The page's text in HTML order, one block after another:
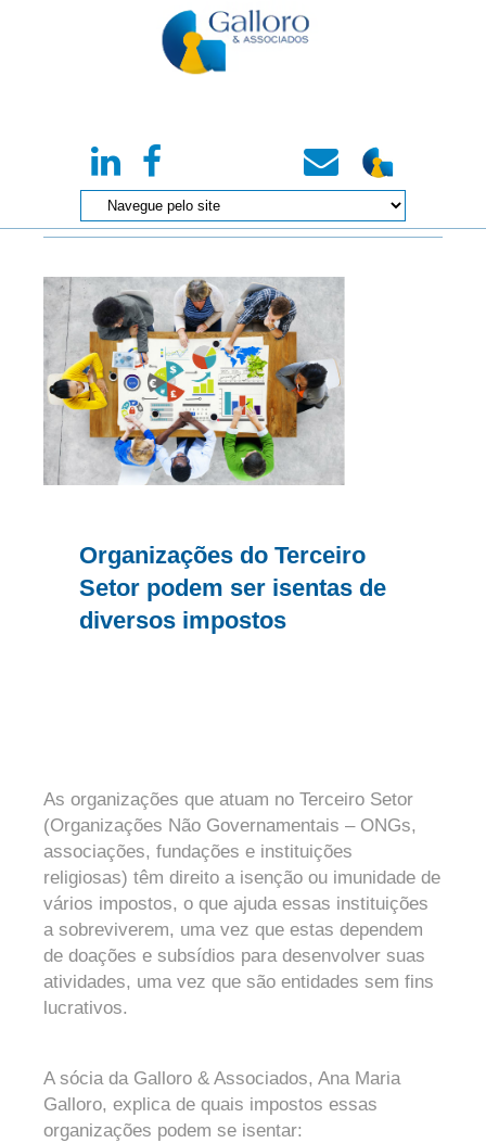
Organizações do Terceiro
Setor podem ser isentas de
diversos impostos
As organizações que atuam no Terceiro Setor
(Organizações Não Governamentais – ONGs,
associações, fundações e instituições
religiosas) têm direito a isenção ou imunidade de
vários impostos, o que ajuda essas instituições
a sobreviverem, uma vez que estas dependem
de doações e subsídios para desenvolver suas
atividades, uma vez que são entidades sem fins
lucrativos.
A sócia da Galloro & Associados, Ana Maria
Galloro, explica de quais impostos essas
organizações podem se isentar: